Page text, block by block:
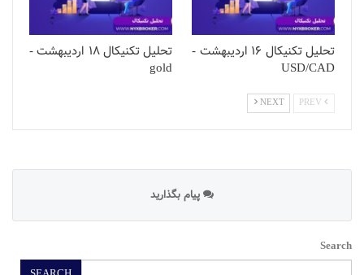
تحلیل تکنیکال 18 اردیبهشت -
gold
تحلیل تکنیکال 16 اردیبهشت -
USD/CAD
NEXT
پیام بگذارید
Search